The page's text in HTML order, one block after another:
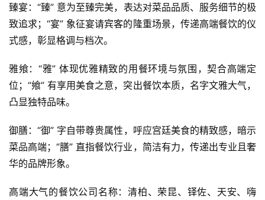
臻宴：“臻” 意为至臻完美，表达对菜品品质、服务细节的极
致追求；“宴” 象征宴请宾客的隆重场景，传递高端餐饮的仪
式感，彰显格调与档次。
雅飨：“雅” 体现优雅精致的用餐环境与氛围，契合高端定
位；“飨” 有享用美食之意，突出餐饮本质，名字文雅大气，
凸显独特品味。
御膳：“御” 字自带尊贵属性，呼应宫廷美食的精致感，暗示
菜品高端；“膳” 直指餐饮行业，简洁有力，传递出专业且奢
华的品牌形象。
高端大气的餐饮公司名称：清柏、荣昆、铎佐、天安、嗨